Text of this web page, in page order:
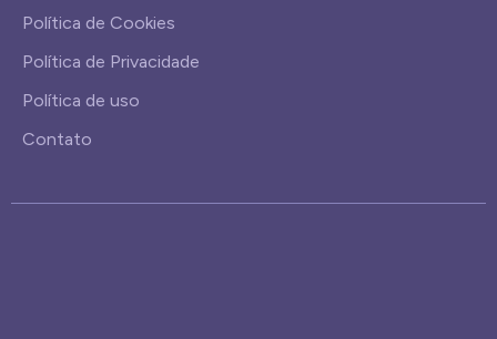
Política de Cookies
Política de Privacidade
Política de uso
Contato